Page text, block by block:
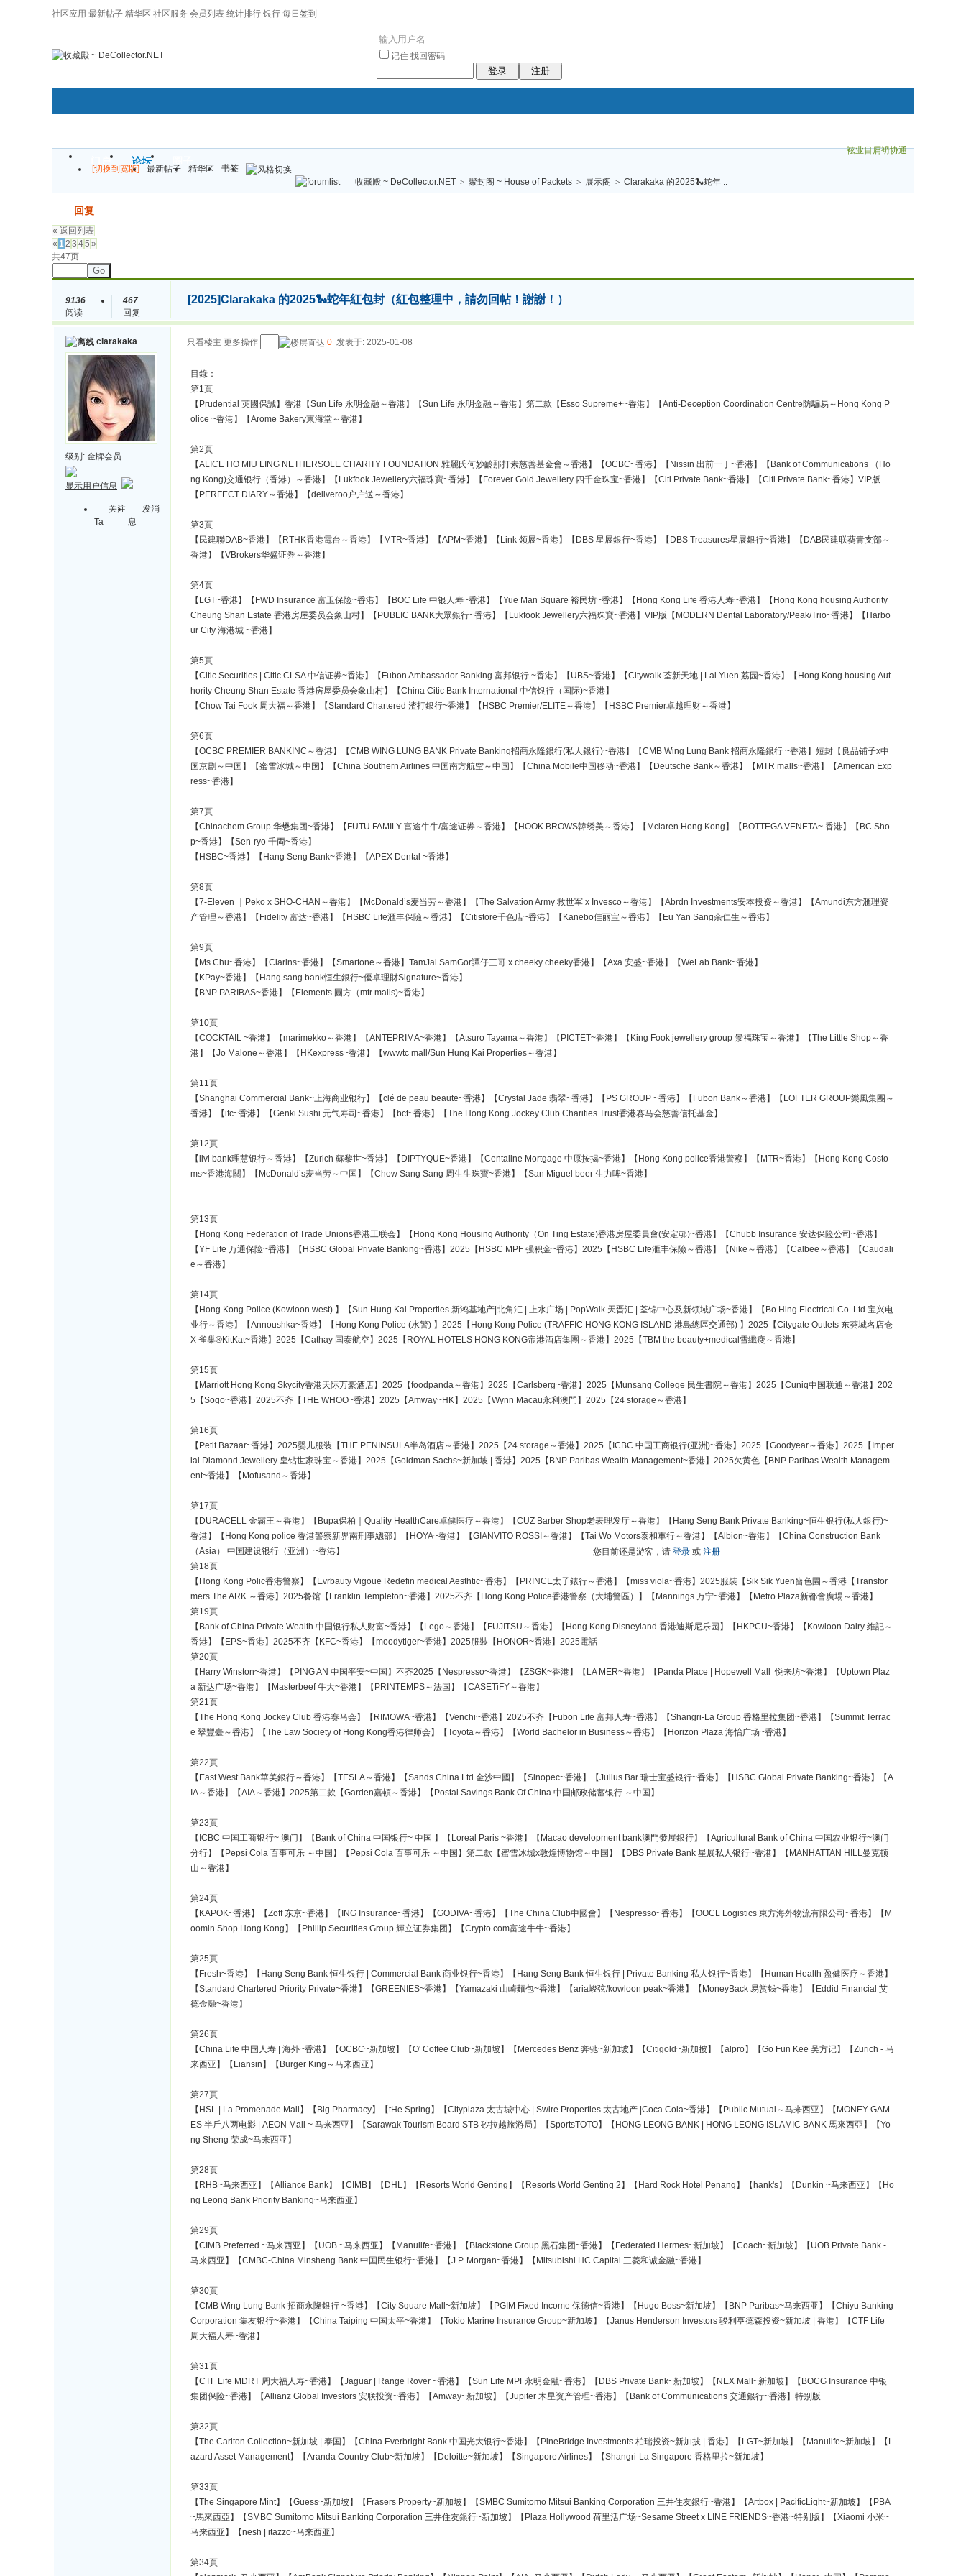
社区应用 最新帖子 精华区 社区服务 会员列表 统计排行 银行 每日签到
记住 找回密码
登录 注册
袨业目屑袇协通
门户 论坛
褔
袠袠袥眩褦
[切换到宽版] 最新帖子 精华区
书签
收藏殿 ~ DeCollector.NET > 聚封阁 ~ House of Packets > 展示阁 > Clarakaka 的2025🐍蛇年 ..
回复
« 返回列表
« 12 3 45 »
共47页
Go
9136
阅读
467
回复
[2025]Clarakaka 的2025🐍蛇年紅包封（紅包整理中，請勿回帖！謝謝！）
clarakaka
级别: 金牌会员
显示用户信息
关注
Ta
发消
息
只看楼主 更多操作 0 发表于: 2025-01-08
目錄：
第1頁
【Prudential 英國保誠】香港【Sun Life 永明金融～香港】【Sun Life 永明金融～香港】第二款【Esso Supreme+~香港】【Anti-Deception Coordination Centre防騙易～Hong Kong P
olice ~香港】【Arome Bakery東海堂～香港】
第2頁
【ALICE HO MIU LING NETHERSOLE CHARITY FOUNDATION 雅麗氏何妙齡那打素慈善基金會～香港】【OCBC~香港】【Nissin 出前一丁~香港】【Bank of Communications （Ho
ng Kong)交通银行（香港）～香港】【Lukfook Jewellery六福珠寶~香港】【Forever Gold Jewellery 四千金珠宝~香港】【Citi Private Bank~香港】【Citi Private Bank~香港】VIP版
【PERFECT DIARY～香港】【deliveroo户户送～香港】
第3頁
【民建聯DAB~香港】【RTHK香港電台～香港】【MTR~香港】【APM~香港】【Link 领展~香港】【DBS 星展銀行~香港】【DBS Treasures星展銀行~香港】【DAB民建联葵青支部～
香港】【VBrokers华盛证券～香港】
第4頁
【LGT~香港】【FWD Insurance 富卫保险~香港】【BOC Life 中银人寿~香港】【Yue Man Square 裕民坊~香港】【Hong Kong Life 香港人寿~香港】【Hong Kong housing Authority
Cheung Shan Estate 香港房屋委员会象山村】【PUBLIC BANK大眾銀行~香港】【Lukfook Jewellery六福珠寶~香港】VIP版【MODERN Dental Laboratory/Peak/Trio~香港】【Harbo
ur City 海港城 ~香港】
第5頁
【Citic Securities | Citic CLSA 中信证券~香港】【Fubon Ambassador Banking 富邦银行 ~香港】【UBS~香港】【Citywalk 荃新天地 | Lai Yuen 荔园~香港】【Hong Kong housing Aut
hority Cheung Shan Estate 香港房屋委员会象山村】【China Citic Bank International 中信银行（国际)~香港】
【Chow Tai Fook 周大福～香港】【Standard Chartered 渣打銀行~香港】【HSBC Premier/ELITE～香港】【HSBC Premier卓越理财～香港】
第6頁
【OCBC PREMIER BANKINC～香港】【CMB WING LUNG BANK Private Banking招商永隆銀行(私人銀行)~香港】【CMB Wing Lung Bank 招商永隆銀行 ~香港】短封【良品铺子x中
国京剧～中国】【蜜雪冰城～中国】【China Southern Airlines 中国南方航空～中国】【China Mobile中国移动~香港】【Deutsche Bank～香港】【MTR malls~香港】【American Exp
ress~香港】
第7頁
【Chinachem Group 华懋集团~香港】【FUTU FAMILY 富途牛牛/富途证券～香港】【HOOK BROWS韓绣美～香港】【Mclaren Hong Kong】【BOTTEGA VENETA~ 香港】【BC Sho
p~香港】【Sen-ryo 千両~香港】
【HSBC~香港】【Hang Seng Bank~香港】【APEX Dental ~香港】
第8頁
【7-Eleven ｜Peko x SHO-CHAN～香港】【McDonald’s麦当劳～香港】【The Salvation Army 救世军 x Invesco～香港】【Abrdn Investments安本投资～香港】【Amundi东方滙理资
产管理～香港】【Fidelity 富达~香港】【HSBC Life滙丰保險～香港】【Citistore千色店~香港】【Kanebo佳丽宝～香港】【Eu Yan Sang余仁生～香港】
第9頁
【Ms.Chu~香港】【Clarins~香港】【Smartone～香港】TamJai SamGor譚仔三哥 x cheeky cheeky香港】【Axa 安盛~香港】【WeLab Bank~香港】
【KPay~香港】【Hang sang bank恒生銀行~優卓理財Signature~香港】
【BNP PARIBAS~香港】【Elements 圓方（mtr malls)~香港】
第10頁
【COCKTAIL ~香港】【marimekko～香港】【ANTEPRIMA~香港】【Atsuro Tayama～香港】【PICTET~香港】【King Fook jewellery group 景福珠宝～香港】【The Little Shop～香
港】【Jo Malone～香港】【HKexpress~香港】【wwwtc mall/Sun Hung Kai Properties～香港】
第11頁
【Shanghai Commercial Bank~上海商业银行】【clé de peau beaute~香港】【Crystal Jade 翡翠~香港】【PS GROUP ~香港】【Fubon Bank～香港】【LOFTER GROUP樂風集團～
香港】【ifc~香港】【Genki Sushi 元气寿司~香港】【bct~香港】【The Hong Kong Jockey Club Charities Trust香港赛马会慈善信托基金】
第12頁
【livi bank理慧银行～香港】【Zurich 蘇黎世~香港】【DIPTYQUE~香港】【Centaline Mortgage 中原按揭~香港】【Hong Kong police香港警察】【MTR~香港】【Hong Kong Costo
ms~香港海關】【McDonald’s麦当劳～中国】【Chow Sang Sang 周生生珠寶~香港】【San Miguel beer 生力啤~香港】
第13頁
【Hong Kong Federation of Trade Unions香港工联会】【Hong Kong Housing Authority（On Ting Estate)香港房屋委員會(安定邨)~香港】【Chubb Insurance 安达保险公司~香港】
【YF Life 万通保险~香港】【HSBC Global Private Banking~香港】2025【HSBC MPF 强积金~香港】2025【HSBC Life滙丰保險～香港】【Nike～香港】【Calbee～香港】【Caudali
e～香港】
第14頁
【Hong Kong Police (Kowloon west) 】【Sun Hung Kai Properties 新鸿基地产|北角汇 | 上水广场 | PopWalk 天晋汇 | 荃锦中心及新领域广场~香港】【Bo Hing Electrical Co. Ltd 宝兴电
业行～香港】【Annoushka~香港】【Hong Kong Police (水警) 】2025【Hong Kong Police (TRAFFIC HONG KONG ISLAND 港島總區交通部) 】2025【Citygate Outlets 东荟城名店仓
X 雀巢®KitKat~香港】2025【Cathay 国泰航空】2025【ROYAL HOTELS HONG KONG帝港酒店集團～香港】2025【TBM the beauty+medical雪纖瘦～香港】
第15頁
【Marriott Hong Kong Skycity香港天际万豪酒店】2025【foodpanda～香港】2025【Carlsberg~香港】2025【Munsang College 民生書院～香港】2025【Cuniq中国联通～香港】202
5【Sogo~香港】2025不齐【THE WHOO~香港】2025【Amway~HK】2025【Wynn Macau永利澳門】2025【24 storage～香港】
第16頁
【Petit Bazaar~香港】2025婴儿服装【THE PENINSULA半岛酒店～香港】2025【24 storage～香港】2025【ICBC 中国工商银行(亚洲)~香港】2025【Goodyear～香港】2025【Imper
ial Diamond Jewellery 皇钻世家珠宝～香港】2025【Goldman Sachs~新加坡 | 香港】2025【BNP Paribas Wealth Management~香港】2025欠黄色【BNP Paribas Wealth Managem
ent~香港】【Mofusand～香港】
第17頁
【DURACELL 金霸王～香港】【Bupa保柏｜Quality HealthCare卓健医疗～香港】【CUZ Barber Shop老表理发厅～香港】【Hang Seng Bank Private Banking~恒生银行(私人銀行)~
香港】【Hong Kong police 香港警察新界南刑事總部】【HOYA~香港】【GIANVITO ROSSI～香港】【Tai Wo Motors泰和車行～香港】【Albion~香港】【China Construction Bank
（Asia） 中国建设银行（亚洲）~香港】
第18頁
【Hong Kong Polic香港警察】【Evrbauty Vigoue Redefin medical Aesthtic~香港】【PRINCE太子錶行～香港】【miss viola~香港】2025服裝【Sik Sik Yuen嗇色園～香港【Transfor
mers The ARK ～香港】2025餐馆【Franklin Templeton~香港】2025不齐【Hong Kong Police香港警察（大埔警區）】【Mannings 万宁~香港】【Metro Plaza新都會廣場～香港】
第19頁
【Bank of China Private Wealth 中国银行私人财富~香港】【Lego～香港】【FUJITSU～香港】【Hong Kong Disneyland 香港迪斯尼乐园】【HKPCU~香港】【Kowloon Dairy 維記～
香港】【EPS~香港】2025不齐【KFC~香港】【moodytiger~香港】2025服裝【HONOR~香港】2025電話
第20頁
【Harry Winston~香港】【PING AN 中国平安~中国】不齐2025【Nespresso~香港】【ZSGK~香港】【LA MER~香港】【Panda Place | Hopewell Mall 悦来坊~香港】【Uptown Plaz
a 新达广场~香港】【Masterbeef 牛大~香港】【PRINTEMPS～法国】【CASETiFY～香港】
第21頁
【The Hong Kong Jockey Club 香港赛马会】【RIMOWA~香港】【Venchi~香港】2025不齐【Fubon Life 富邦人寿~香港】【Shangri-La Group 香格里拉集团~香港】【Summit Terrac
e 翠豐臺～香港】【The Law Society of Hong Kong香港律师会】【Toyota～香港】【World Bachelor in Business～香港】【Horizon Plaza 海怡广场~香港】
第22頁
【East West Bank華美銀行～香港】【TESLA～香港】【Sands China Ltd 金沙中國】【Sinopec~香港】【Julius Bar 瑞士宝盛银行~香港】【HSBC Global Private Banking~香港】【A
IA～香港】【AIA～香港】2025第二款【Garden嘉頓～香港】【Postal Savings Bank Of China 中国邮政储蓄银行 ～中国】
第23頁
【ICBC 中国工商银行~ 澳门】【Bank of China 中国银行~ 中国 】【Loreal Paris ~香港】【Macao development bank澳門發展銀行】【Agricultural Bank of China 中国农业银行~澳门
分行】【Pepsi Cola 百事可乐 ～中国】【Pepsi Cola 百事可乐 ～中国】第二款【蜜雪冰城x敦煌博物馆～中国】【DBS Private Bank 星展私人银行~香港】【MANHATTAN HILL曼克顿
山～香港】
第24頁
【KAPOK~香港】【Zoff 东京~香港】【ING Insurance~香港】【GODIVA~香港】【The China Club中國會】【Nespresso~香港】【OOCL Logistics 東方海外物流有限公司~香港】【M
oomin Shop Hong Kong】【Phillip Securities Group 輝立证券集团】【Crypto.com富途牛牛~香港】
第25頁
【Fresh~香港】【Hang Seng Bank 恒生银行 | Commercial Bank 商业银行~香港】【Hang Seng Bank 恒生银行 | Private Banking 私人银行~香港】【Human Health 盈健医疗～香港】
【Standard Chartered Priority Private~香港】【GREENIES~香港】【Yamazaki 山崎麵包~香港】【aria峻弦/kowloon peak~香港】【MoneyBack 易赏钱~香港】【Eddid Financial 艾
德金融~香港】
第26頁
【China Life 中国人寿 | 海外~香港】【OCBC~新加坡】【O' Coffee Club~新加坡】【Mercedes Benz 奔驰~新加坡】【Citigold~新加披】【alpro】【Go Fun Kee 吴方记】【Zurich - 马
来西亚】【Liansin】【Burger King～马来西亚】
第27頁
【HSL | La Promenade Mall】【Big Pharmacy】【tHe Spring】【Cityplaza 太古城中心 | Swire Properties 太古地产 |Coca Cola~香港】【Public Mutual～马来西亚】【MONEY GAM
ES 半斤八两电影 | AEON Mall ~ 马来西亚】【Sarawak Tourism Board STB 砂拉越旅游局】【SportsTOTO】【HONG LEONG BANK | HONG LEONG ISLAMIC BANK 馬來西亞】【Yo
ng Sheng 荣成~马来西亚】
第28頁
【RHB~马来西亚】【Alliance Bank】【CIMB】【DHL】【Resorts World Genting】【Resorts World Genting 2】【Hard Rock Hotel Penang】【hank's】【Dunkin ~马来西亚】【Ho
ng Leong Bank Priority Banking~马来西亚】
第29頁
【CIMB Preferred ~马来西亚】【UOB ~马来西亚】【Manulife~香港】【Blackstone Group 黑石集团~香港】【Federated Hermes~新加坡】【Coach~新加坡】【UOB Private Bank -
马来西亚】【CMBC-China Minsheng Bank 中国民生银行~香港】【J.P. Morgan~香港】【Mitsubishi HC Capital 三菱和诚金融~香港】
第30頁
【CMB Wing Lung Bank 招商永隆銀行 ~香港】【City Square Mall~新加坡】【PGIM Fixed Income 保德信~香港】【Hugo Boss~新加坡】【BNP Paribas~马来西亚】【Chiyu Banking
Corporation 集友银行~香港】【China Taiping 中国太平~香港】【Tokio Marine Insurance Group~新加坡】【Janus Henderson Investors 骏利亨德森投资~新加坡 | 香港】【CTF Life
周大福人寿~香港】
第31頁
【CTF Life MDRT 周大福人寿~香港】【Jaguar | Range Rover ~香港】【Sun Life MPF永明金融~香港】【DBS Private Bank~新加坡】【NEX Mall~新加坡】【BOCG Insurance 中银
集团保险~香港】【Allianz Global Investors 安联投资~香港】【Amway~新加坡】【Jupiter 木星资产管理~香港】【Bank of Communications 交通銀行~香港】特别版
第32頁
【The Carlton Collection~新加坡 | 泰国】【China Everbright Bank 中国光大银行~香港】【PineBridge Investments 柏瑞投资~新加披 | 香港】【LGT~新加坡】【Manulife~新加坡】【L
azard Asset Management】【Aranda Country Club~新加坡】【Deloitte~新加坡】【Singapore Airlines】【Shangri-La Singapore 香格里拉~新加坡】
第33頁
【The Singapore Mint】【Guess~新加坡】【Frasers Property~新加坡】【SMBC Sumitomo Mitsui Banking Corporation 三井住友銀行~香港】【Artbox | PacificLight~新加坡】【PBA
~馬來西亞】【SMBC Sumitomo Mitsui Banking Corporation 三井住友銀行~新加坡】【Plaza Hollywood 荷里活广场~Sesame Street x LINE FRIENDS~香港~特别版】【Xiaomi 小米~
马来西亚】【nesh | itazzo~马来西亚】
第34頁
您目前还是游客，请 登录或 注册